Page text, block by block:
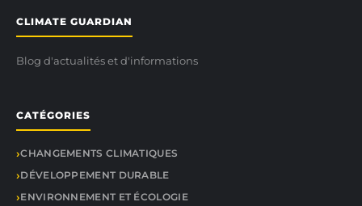
CLIMATE GUARDIAN
Blog d'actualités et d'informations
CATÉGORIES
CHANGEMENTS CLIMATIQUES
DÉVELOPPEMENT DURABLE
ENVIRONNEMENT ET ÉCOLOGIE